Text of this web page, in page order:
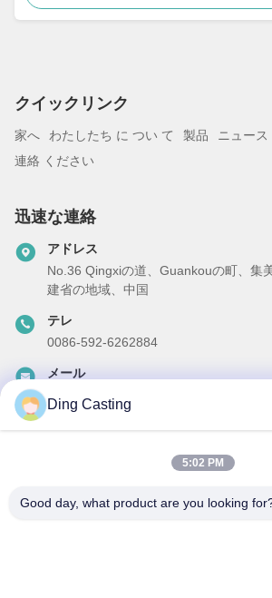
クイックリンク
家へ わたしたち に つい て 製品 ニュース
連絡 ください
迅速な連絡
アドレス
No.36 Qingxiの道、Guankouの町、集
建省の地域、中国
テレ
0086-592-6262884
メール
ニュースレターへの購読は,割引などで可能で
Ding Casting
5:02 PM
Good day, what product are you looking